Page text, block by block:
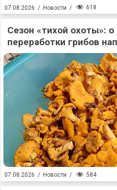
07.08.2026 / Новости / 618
Сезон «тихой охоты»: о
переработки грибов
07.08.2026 / Новости / 584